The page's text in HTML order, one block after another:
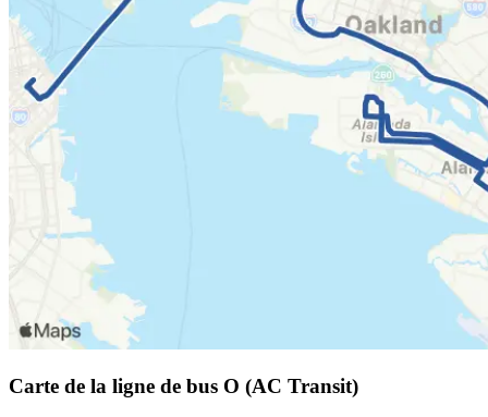
Carte de la ligne de bus O (AC Transit)